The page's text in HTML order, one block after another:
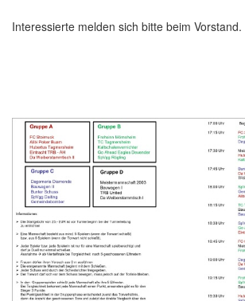
Interessierte melden sich bitte beim Vorstand.